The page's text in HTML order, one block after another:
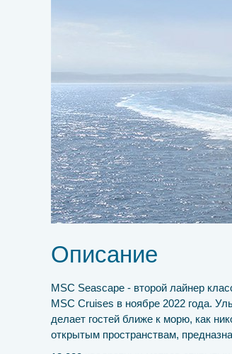
Описание
MSC Seascape - второй лайнер
MSC Cruises в ноябре 2022 года.
делает гостей ближе к морю, как
открытым пространствам,